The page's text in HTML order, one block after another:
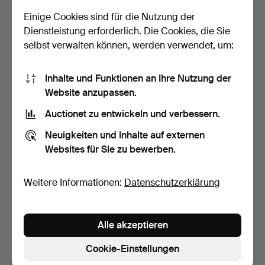
Acrylgemälde auf Lei…
4 Tage
Acrylgemälde, auf Pl…
5 Tage
Einige Cookies sind für die Nutzung der
Dienstleistung erforderlich. Die Cookies, die Sie
selbst verwalten können, werden verwendet, um:
Inhalte und Funktionen an Ihre Nutzung der
Website anzupassen.
Auctionet zu entwickeln und verbessern.
Neuigkeiten und Inhalte auf externen
Websites für Sie zu bewerben.
Weitere Informationen: Datenschutzerklärung
Cookie-Einstellungen
Alle akzeptieren